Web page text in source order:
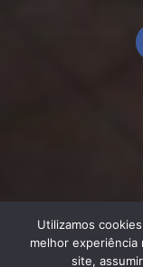
©
Utilizamos
melhor
site,